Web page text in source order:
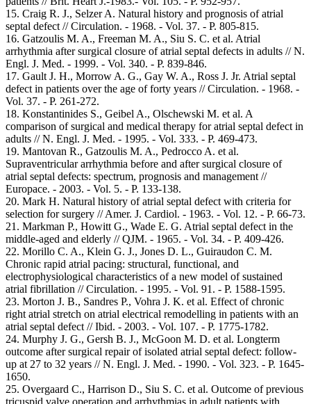
15. Craig R. J., Selzer A. Natural history and prognosis of atrial
septal defect // Circulation. - 1968. - Vol. 37. - P. 805-815.
16. Gatzoulis M. A., Freeman M. A., Siu S. C. et al. Atrial
arrhythmia after surgical closure of atrial septal defects in adults // N.
Engl. J. Med. - 1999. - Vol. 340. - P. 839-846.
17. Gault J. H., Morrow A. G., Gay W. A., Ross J. Jr. Atrial septal
defect in patients over the age of forty years // Circulation. - 1968. -
Vol. 37. - P. 261-272.
18. Konstantinides S., Geibel A., Olschewski M. et al. A
comparison of surgical and medical therapy for atrial septal defect in
adults // N. Engl. J. Med. - 1995. - Vol. 333. - P. 469-473.
19. Mantovan R., Gatzoulis M. A., Pedrocco A. et al.
Supraventricular arrhythmia before and after surgical closure of
atrial septal defects: spectrum, prognosis and management //
Europace. - 2003. - Vol. 5. - P. 133-138.
20. Mark H. Natural history of atrial septal defect with criteria for
selection for surgery // Amer. J. Cardiol. - 1963. - Vol. 12. - P. 66-73.
21. Markman P., Howitt G., Wade E. G. Atrial septal defect in the
middle-aged and elderly // QJM. - 1965. - Vol. 34. - P. 409-426.
22. Morillo C. A., Klein G. J., Jones D. L., Guiraudon C. M.
Chronic rapid atrial pacing: structural, functional, and
electrophysiological characteristics of a new model of sustained
atrial fibrillation // Circulation. - 1995. - Vol. 91. - P. 1588-1595.
23. Morton J. B., Sandres P., Vohra J. K. et al. Effect of chronic
right atrial stretch on atrial electrical remodelling in patients with an
atrial septal defect // Ibid. - 2003. - Vol. 107. - P. 1775-1782.
24. Murphy J. G., Gersh B. J., McGoon M. D. et al. Longterm
outcome after surgical repair of isolated atrial septal defect: follow-
up at 27 to 32 years // N. Engl. J. Med. - 1990. - Vol. 323. - P. 1645-
1650.
25. Overgaard C., Harrison D., Siu S. C. et al. Outcome of previous
tricuspid valve operation and arrhythmias in adult patients with